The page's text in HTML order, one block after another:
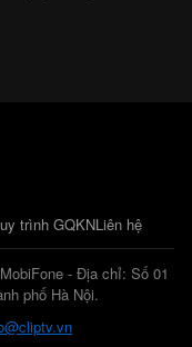
trình GQKNLiên hệ
- Địa chỉ: Số 01
phố Hà Nội.